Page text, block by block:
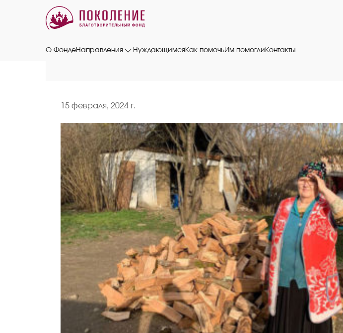
О ФондеНаправления НуждающимсяКак помочьИм помогли Контакты
15 февраля, 2024 г.